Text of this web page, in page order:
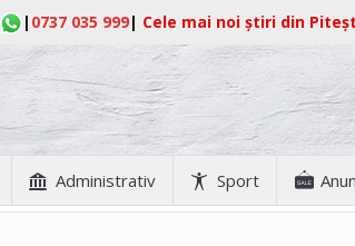
| 0737 035 999| Cele mai noi știri din
Administrativ Sport